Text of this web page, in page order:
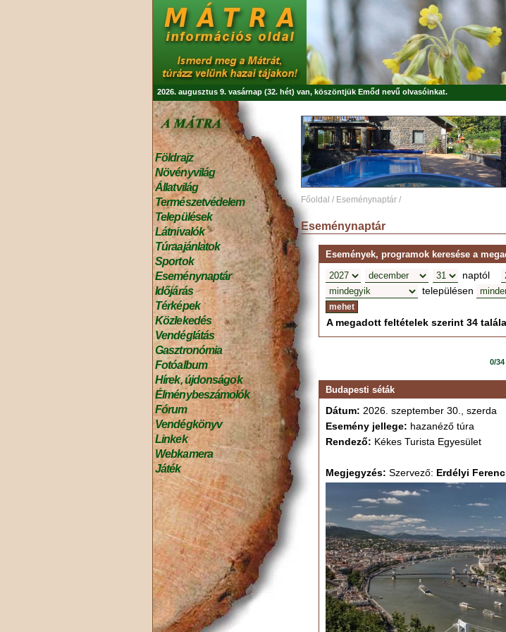
2026. augusztus 9. vasárnap (32. hét) van, köszöntjük Emőd nevű olvasóinkat.
Földrajz
Növényvilág
Állatvilág
Természetvédelem
Települések
Látnivalók
Túraajánlatok
Sportok
Eseménynaptár
Időjárás
Térképek
Közlekedés
Vendéglátás
Gasztronómia
Fotóalbum
Hírek, újdonságok
Élménybeszámolók
Fórum
Vendégkönyv
Linkek
Webkamera
Játék
Főoldal / Eseménynaptár /
Eseménynaptár
Események, programok keresése a
naptól
településen
A megadott feltételek szerint 34
0/34
Budapesti séták
Dátum: 2026. szeptember 30., szerda
Esemény jellege: hazanéző túra
Rendező: Kékes Turista Egyesület
Megjegyzés: Szervező: Erdélyi